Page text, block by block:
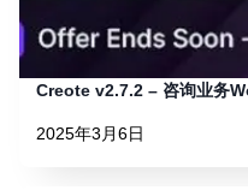
Creote v2.7.2 – 咨询业务
2025年3月6日